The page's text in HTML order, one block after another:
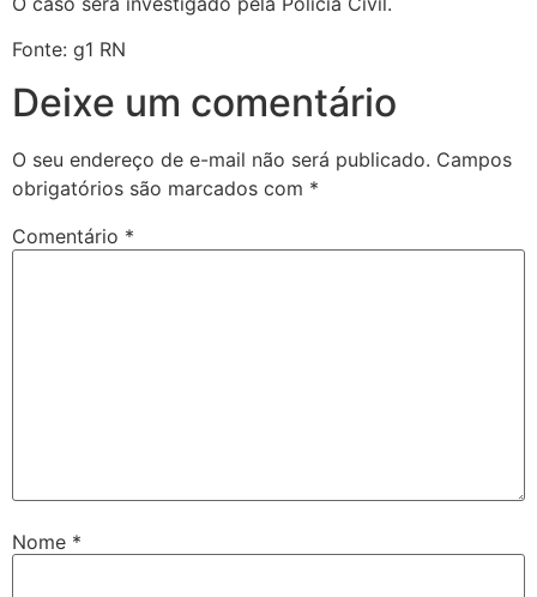
Fonte: g1 RN
Deixe um comentário
O seu endereço de e-mail não será publicado. Campos
obrigatórios são marcados com *
Comentário *
Nome *